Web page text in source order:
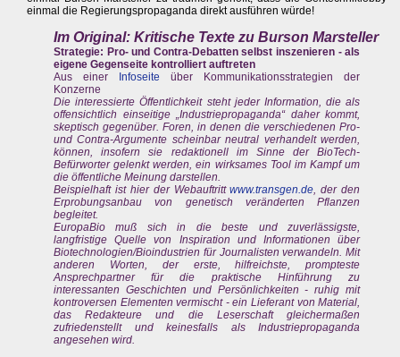
einmal die Regierungspropaganda direkt ausführen würde!
Im Original: Kritische Texte zu Burson Marsteller
Strategie: Pro- und Contra-Debatten selbst inszenieren - als
eigene Gegenseite kontrolliert auftreten
Aus einer Infoseite über Kommunikationsstrategien der
Konzerne
Die interessierte Öffentlichkeit steht jeder Information, die als
offensichtlich einseitige „Industriepropaganda“ daher kommt,
skeptisch gegenüber. Foren, in denen die verschiedenen Pro-
und Contra-Argumente scheinbar neutral verhandelt werden,
können, insofern sie redaktionell im Sinne der BioTech-
Befürworter gelenkt werden, ein wirksames Tool im Kampf um
die öffentliche Meinung darstellen.
Beispielhaft ist hier der Webauftrittwww.transgen.de , der den
Erprobungsanbau von genetisch veränderten Pflanzen
begleitet.
EuropaBio muß sich in die beste und zuverlässigste,
langfristige Quelle von Inspiration und Informationen über
Biotechnologien/Bioindustrien für Journalisten verwandeln. Mit
anderen Worten, der erste, hilfreichste, prompteste
Ansprechpartner für die praktische Hinführung zu
interessanten Geschichten und Persönlichkeiten - ruhig mit
kontroversen Elementen vermischt - ein Lieferant von Material,
das Redakteure und die Leserschaft gleichermaßen
zufriedenstellt und keinesfalls als Industriepropaganda
angesehen wird.